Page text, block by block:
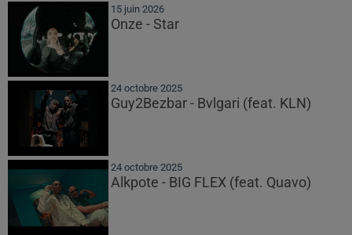
15 juin 2026
Onze - Star
24 octobre 2025
Guy2Bezbar - Bvlgari (feat. KLN)
24 octobre 2025
Alkpote - BIG FLEX (feat. Quavo)